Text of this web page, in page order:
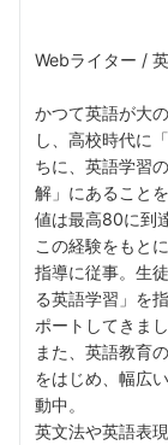
Webライター /
かつて英語が大
し、高校時代に
ちに、英語学習
解」にあること
値は最高80に到達
この経験をもと
指導に従事。生
る英語学習」を
ポートしてきまし
また、英語教育
をはじめ、幅広
動中。
英文法や英語表